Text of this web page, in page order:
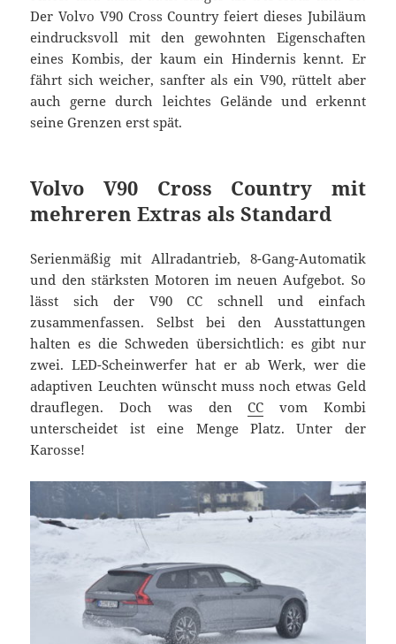
Der Volvo V90 Cross Country feiert dieses Jubiläum
eindrucksvoll mit den gewohnten Eigenschaften
eines Kombis, der kaum ein Hindernis kennt. Er
fährt sich weicher, sanfter als ein V90, rüttelt aber
auch gerne durch leichtes Gelände und erkennt
seine Grenzen erst spät.
Volvo V90 Cross Country mit
mehreren Extras als Standard
Serienmäßig mit Allradantrieb, 8-Gang-Automatik
und den stärksten Motoren im neuen Aufgebot. So
lässt sich der V90 CC schnell und einfach
zusammenfassen. Selbst bei den Ausstattungen
halten es die Schweden übersichtlich: es gibt nur
zwei. LED-Scheinwerfer hat er ab Werk, wer die
adaptiven Leuchten wünscht muss noch etwas Geld
drauflegen. Doch was denCC vom Kombi
unterscheidet ist eine Menge Platz. Unter der
Karosse!